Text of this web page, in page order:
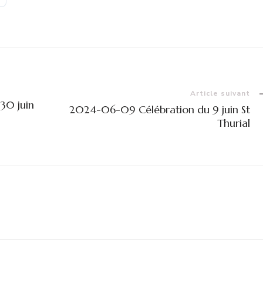
juin
Article suivant
2024-06-09 Célébration du 9 juin St
Thurial